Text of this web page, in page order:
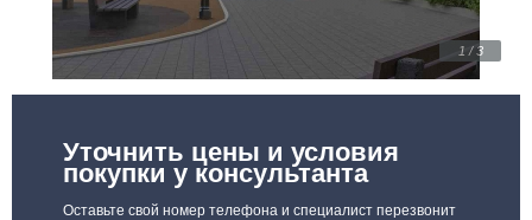
1 / 3
Уточнить цены и условия
покупки у консультанта
Оставьте свой номер телефона и специалист перезвонит